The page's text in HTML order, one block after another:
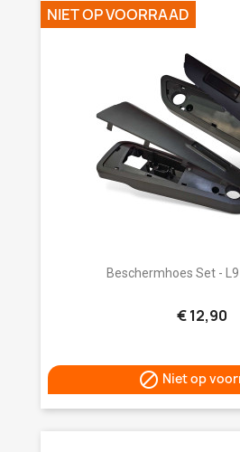
Beschermhoes Set -
€ 12,90
 Niet op
NIET OP VOORRAAD